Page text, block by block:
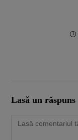
Lasă un răspuns